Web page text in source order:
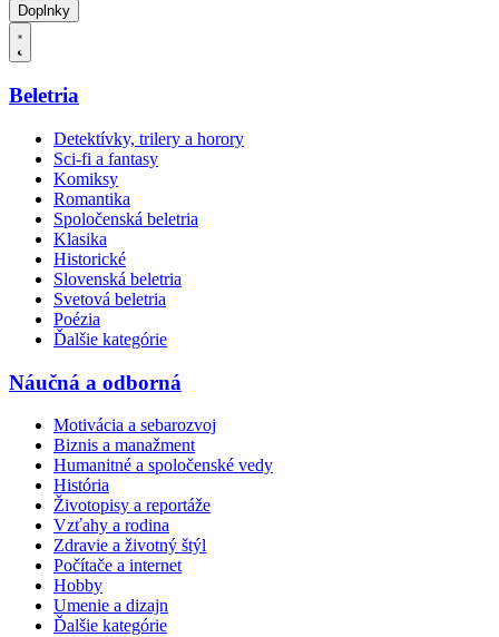
Doplnky
Beletria
Detektívky, trilery a horory
Sci-fi a fantasy
Komiksy
Romantika
Spoločenská beletria
Klasika
Historické
Slovenská beletria
Svetová beletria
Poézia
Ďalšie kategórie
Náučná a odborná
Motivácia a sebarozvoj
Biznis a manažment
Humanitné a spoločenské vedy
História
Životopisy a reportáže
Vzťahy a rodina
Zdravie a životný štýl
Počítače a internet
Hobby
Umenie a dizajn
Ďalšie kategórie